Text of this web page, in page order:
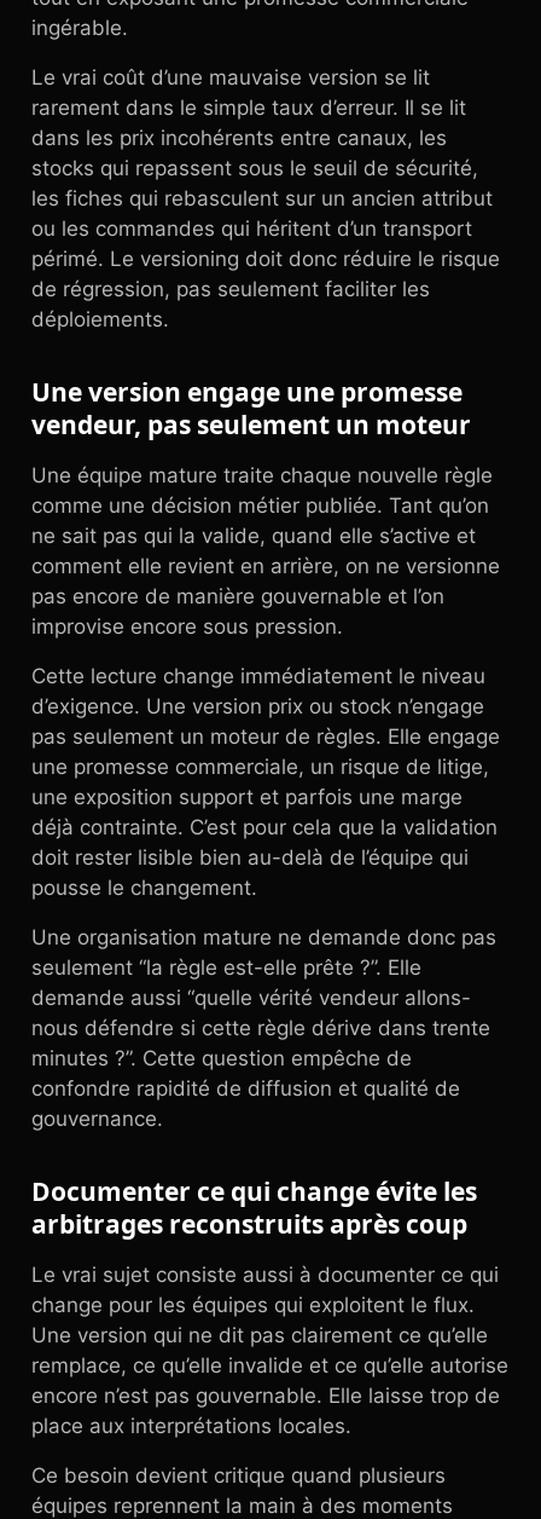
ingérable.
Le vrai coût d’une mauvaise version se lit
rarement dans le simple taux d’erreur. Il se lit
dans les prix incohérents entre canaux, les
stocks qui repassent sous le seuil de sécurité,
les fiches qui rebasculent sur un ancien attribut
ou les commandes qui héritent d’un transport
périmé. Le versioning doit donc réduire le risque
de régression, pas seulement faciliter les
déploiements.
Une version engage une promesse
vendeur, pas seulement un moteur
Une équipe mature traite chaque nouvelle règle
comme une décision métier publiée. Tant qu’on
ne sait pas qui la valide, quand elle s’active et
comment elle revient en arrière, on ne versionne
pas encore de manière gouvernable et l’on
improvise encore sous pression.
Cette lecture change immédiatement le niveau
d’exigence. Une version prix ou stock n’engage
pas seulement un moteur de règles. Elle engage
une promesse commerciale, un risque de litige,
une exposition support et parfois une marge
déjà contrainte. C’est pour cela que la validation
doit rester lisible bien au-delà de l’équipe qui
pousse le changement.
Une organisation mature ne demande donc pas
seulement “la règle est-elle prête ?”. Elle
demande aussi “quelle vérité vendeur allons-
nous défendre si cette règle dérive dans trente
minutes ?”. Cette question empêche de
confondre rapidité de diffusion et qualité de
gouvernance.
Documenter ce qui change évite les
arbitrages reconstruits après coup
Le vrai sujet consiste aussi à documenter ce qui
change pour les équipes qui exploitent le flux.
Une version qui ne dit pas clairement ce qu’elle
remplace, ce qu’elle invalide et ce qu’elle autorise
encore n’est pas gouvernable. Elle laisse trop de
place aux interprétations locales.
Ce besoin devient critique quand plusieurs
équipes reprennent la main à des moments